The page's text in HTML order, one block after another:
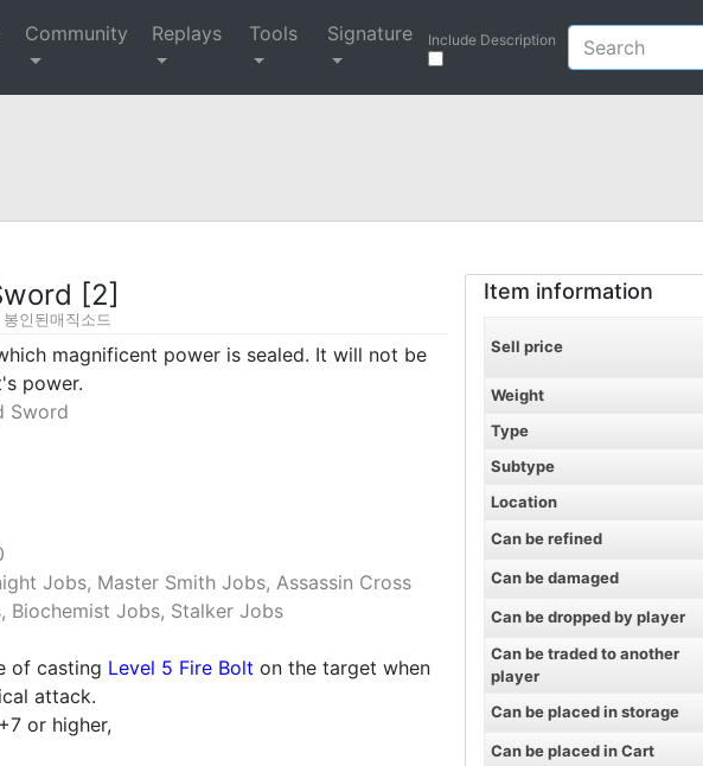
Community Replays Tools Signature Include Description
[2]
인된매직소드
magnificent power is sealed. It will not be
power.
Sword
Jobs, Master Smith Jobs, Assassin Cross
Biochemist Jobs, Stalker Jobs
of casting Level 5 Fire Bolt on the target when
attack.
or higher,
Item information
Sell price
Weight
Type
Subtype
Location
Can be refined
Can be damaged
Can be dropped by player
Can be traded to another
player
Can be placed in storage
Can be placed in Cart